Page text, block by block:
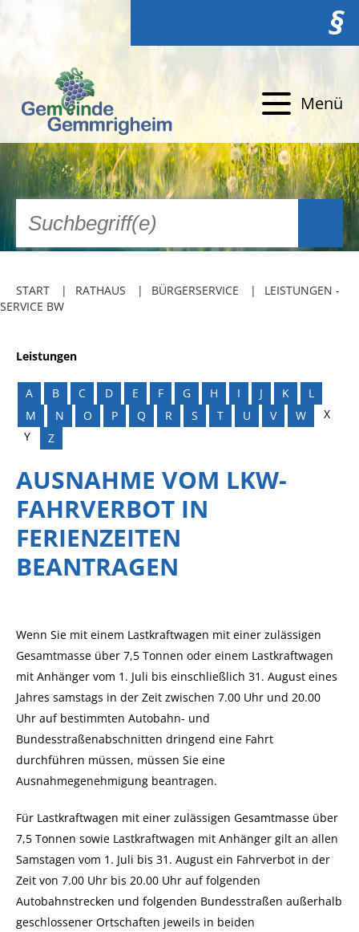
§
Menü
START RATHAUS BÜRGERSERVICE
LEISTUNGEN -
SERVICE BW
Leistungen
A B C D E F G H I J K
L
M
N O P Q R S T U V W
X
Y
Z
AUSNAHME VOM LKW-
FAHRVERBOT IN
FERIENZEITEN
BEANTRAGEN
Wenn Sie mit einem Lastkraftwagen mit einer zulässigen
Gesamtmasse über 7,5 Tonnen oder einem Lastkraftwagen
mit Anhänger vom 1. Juli bis einschließlich 31. August eines
Jahres samstags in der Zeit zwischen 7.00 Uhr und 20.00
Uhr auf bestimmten Autobahn- und
Bundesstraßenabschnitten dringend eine Fahrt
durchführen müssen, müssen Sie eine
Ausnahmegenehmigung beantragen.
Für Lastkraftwagen mit einer zulässigen Gesamtmasse über
7,5 Tonnen sowie Lastkraftwagen mit Anhänger gilt an allen
Samstagen vom 1. Juli bis 31. August ein Fahrverbot in der
Zeit von 7.00 Uhr bis 20.00 Uhr auf folgenden
Autobahnstrecken und folgenden Bundesstraßen außerhalb
geschlossener Ortschaften jeweils in beiden